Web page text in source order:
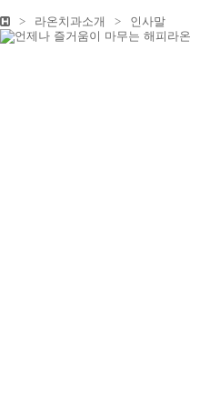
> 라온치과소개 > 인사말